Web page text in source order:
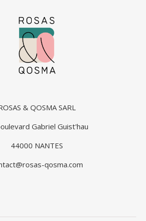
& QOSMA SARL
Gabriel Guist'hau
44000 NANTES
qosma.com